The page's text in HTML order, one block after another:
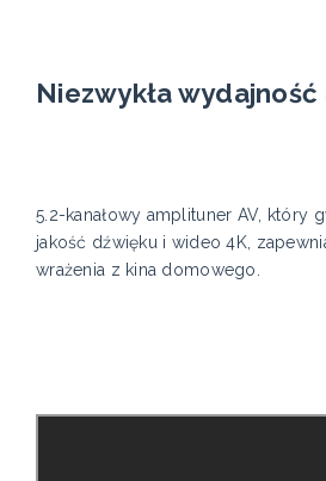
Niezwykła
5.2-kanałowy amplituner AV, który
jakość dźwięku i wideo 4K,
wrażenia z kina domowego.